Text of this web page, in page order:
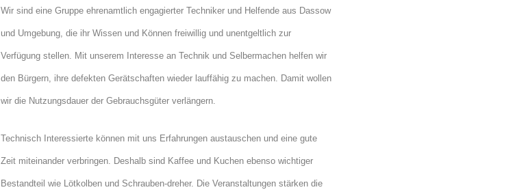
Wir sind eine Gruppe ehrenamtlich engagierter Techniker und Helfende aus Dassow
und Umgebung, die ihr Wissen und Können freiwillig und unentgeltlich zur
Verfügung stellen. Mit unserem Interesse an Technik und Selbermachen helfen wir
den Bürgern, ihre defekten Gerätschaften wieder lauffähig zu machen. Damit wollen
wir die Nutzungsdauer der Gebrauchsgüter verlängern.
Technisch Interessierte können mit uns Erfahrungen austauschen und eine gute
Zeit miteinander verbringen. Deshalb sind Kaffee und Kuchen ebenso wichtiger
Bestandteil wie Lötkolben und Schrauben-dreher. Die Veranstaltungen stärken die